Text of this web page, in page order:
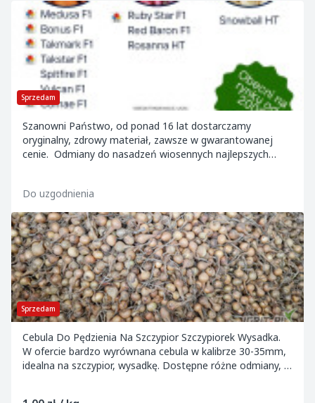
Sprzedam
Szanowni Państwo, od ponad 16 lat dostarczamy
oryginalny, zdrowy materiał, zawsze w gwarantowanej
cenie. Odmiany do nasadzeń wiosennych najlepszych
Do uzgodnienia
Sprzedam
Cebula Do Pędzienia Na Szczypior Szczypiorek Wysadka.
W ofercie bardzo wyrównana cebula w kalibrze 30-35mm,
idealna na szczypior, wysadkę. Dostępne różne odmiany, w